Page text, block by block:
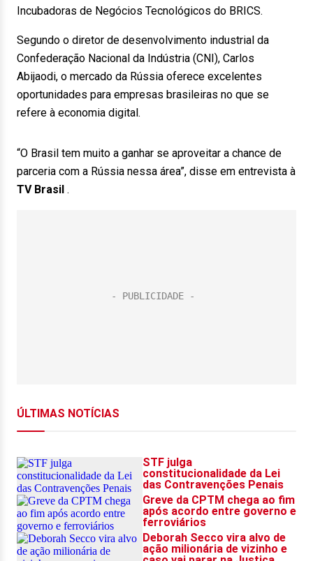
Incubadoras de Negócios Tecnológicos do BRICS.
Segundo o diretor de desenvolvimento industrial da
Confederação Nacional da Indústria (CNI), Carlos
Abijaodi, o mercado da Rússia oferece excelentes
oportunidades para empresas brasileiras no que se
refere à economia digital.
“O Brasil tem muito a ganhar se aproveitar a chance de
parceria com a Rússia nessa área”, disse em entrevista à
TV Brasil .